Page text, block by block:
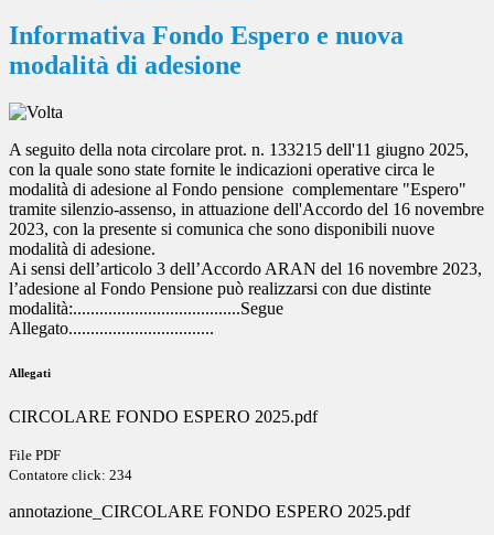
Informativa Fondo Espero e nuova
modalità di adesione
A seguito della nota circolare prot. n. 133215 dell'11 giugno 2025,
con la quale sono state fornite le indicazioni operative circa le
modalità di adesione al Fondo pensione complementare "Espero"
tramite silenzio-assenso, in attuazione dell'Accordo del 16 novembre
2023, con la presente si comunica che sono disponibili nuove
modalità di adesione.
Ai sensi dell’articolo 3 dell’Accordo ARAN del 16 novembre 2023,
l’adesione al Fondo Pensione può realizzarsi con due distinte
modalità:......................................Segue
Allegato.................................
Allegati
CIRCOLARE FONDO ESPERO 2025.pdf
File PDF
Contatore click: 234
annotazione_CIRCOLARE FONDO ESPERO 2025.pdf